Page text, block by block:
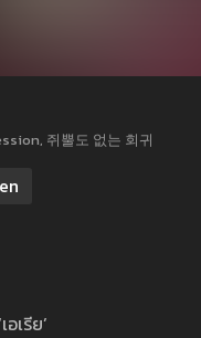
쥐뿔도 없는 회귀
เรีย’